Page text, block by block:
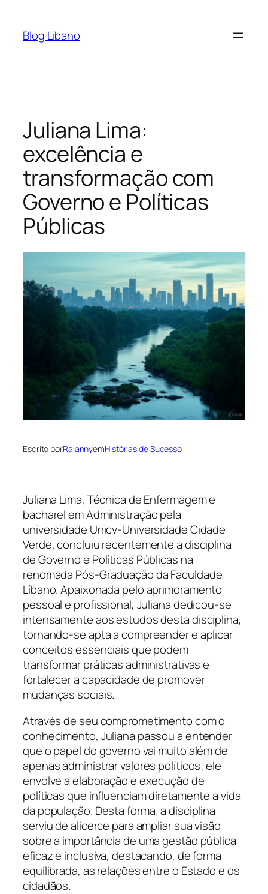
Blog Libano
Juliana Lima:
excelência e
transformação com
Governo e Políticas
Públicas
Escrito porRaiannyemHistórias de Sucesso
Juliana Lima, Técnica de Enfermagem e
bacharel em Administração pela
universidade Unicv-Universidade Cidade
Verde, concluiu recentemente a disciplina
de Governo e Políticas Públicas na
renomada Pós-Graduação da Faculdade
Líbano. Apaixonada pelo aprimoramento
pessoal e profissional, Juliana dedicou-se
intensamente aos estudos desta disciplina,
tornando-se apta a compreender e aplicar
conceitos essenciais que podem
transformar práticas administrativas e
fortalecer a capacidade de promover
mudanças sociais.
Através de seu comprometimento com o
conhecimento, Juliana passou a entender
que o papel do governo vai muito além de
apenas administrar valores políticos; ele
envolve a elaboração e execução de
políticas que influenciam diretamente a vida
da população. Desta forma, a disciplina
serviu de alicerce para ampliar sua visão
sobre a importância de uma gestão pública
eficaz e inclusiva, destacando, de forma
equilibrada, as relações entre o Estado e os
cidadãos.